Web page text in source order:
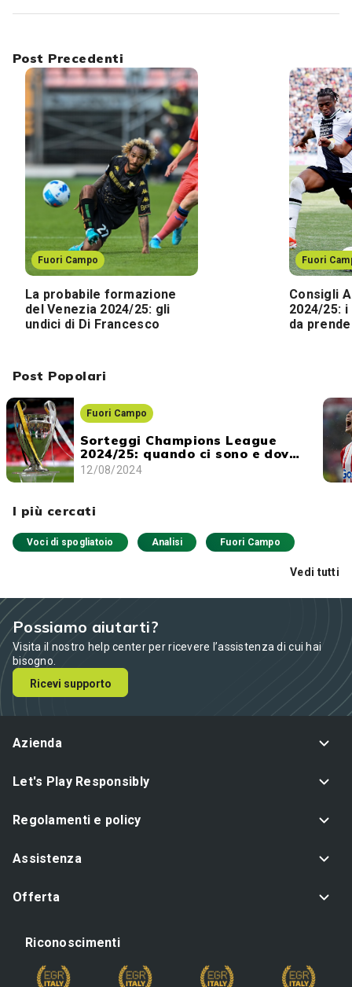
Post Popolari
Fuori Campo
Sorteggi Champions League
2024/25: quando ci sono e dove
vederli
12/08/2024
I più cercati
Voci di spogliatoio Analisi Fuori Campo
Vedi tutti
Post Precedenti
Fuori Campo
La probabile formazione
del Venezia 2024/25: gli
undici di Di Francesco
Fuori
Consigli
2024/25:
da
Possiamo aiutarti?
Visita il nostro help center per ricevere l’assistenza di cui hai
bisogno.
Ricevi supporto
Azienda
Let's Play Responsibly
Regolamenti e policy
Assistenza
Offerta
Riconoscimenti